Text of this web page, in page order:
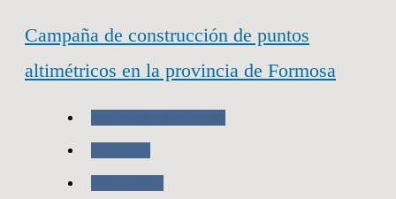
Campaña de construcción de puntos
altimétricos en la provincia de Formosa